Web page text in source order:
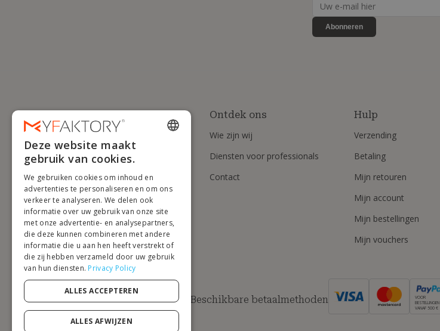
Abonneren
Ontdek ons
Wie zijn wij
Diensten voor professionals
Contact
Hulp
Verzending
Betaling
Mijn retouren
Mijn account
Mijn bestellingen
Mijn vouchers
Beschikbare betaalmethoden
VOOR
BESTELLINGEN
VANAF 500 €
DUTCH
GERMAN
ITALIAN
PORTUGUESE
Deze website maakt
gebruik van cookies.
We gebruiken cookies om inhoud en
advertenties te personaliseren en om ons
verkeer te analyseren. We delen ook
informatie over uw gebruik van onze site
met onze advertentie- en analysepartners,
die deze kunnen combineren met andere
informatie die u aan hen heeft verstrekt of
die zij hebben verzameld door uw gebruik
van hun diensten. Privacy Policy
ALLES ACCEPTEREN
ALLES AFWIJZEN